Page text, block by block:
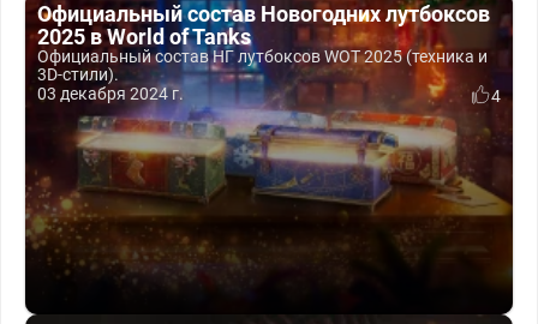
Официальный состав Новогодних лутбоксов
2025 в World of Tanks
Официальный состав НГ лутбоксов WOT 2025 (техника и
3D-стили).
03 декабря 2024 г.
4